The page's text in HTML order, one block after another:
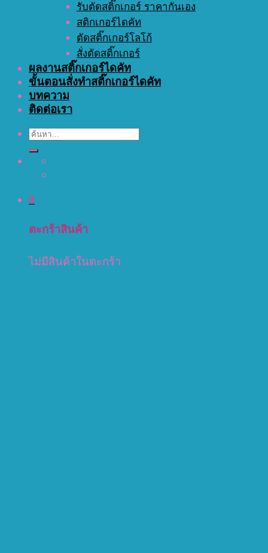
รับตัดสติ๊กเกอร์ ราคากันเอง
สติกเกอร์ไดคัท
ตัดสติ๊กเกอร์โลโก้
สั่งตัดสติ๊กเกอร์
ผลงานสติ๊กเกอร์ไดคัท
ขั้นตอนสั่งทำสติ๊กเกอร์ไดคัท
บทความ
ติดต่อเรา
ค้นหา:
0
ตะกร้าสินค้า
ไม่มีสินค้าในตะกร้า